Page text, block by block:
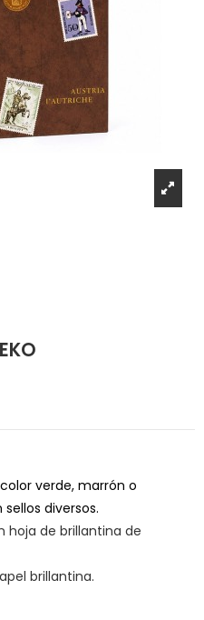
verde, marrón o
diversos.
hoja de brillantina de
brillantina.